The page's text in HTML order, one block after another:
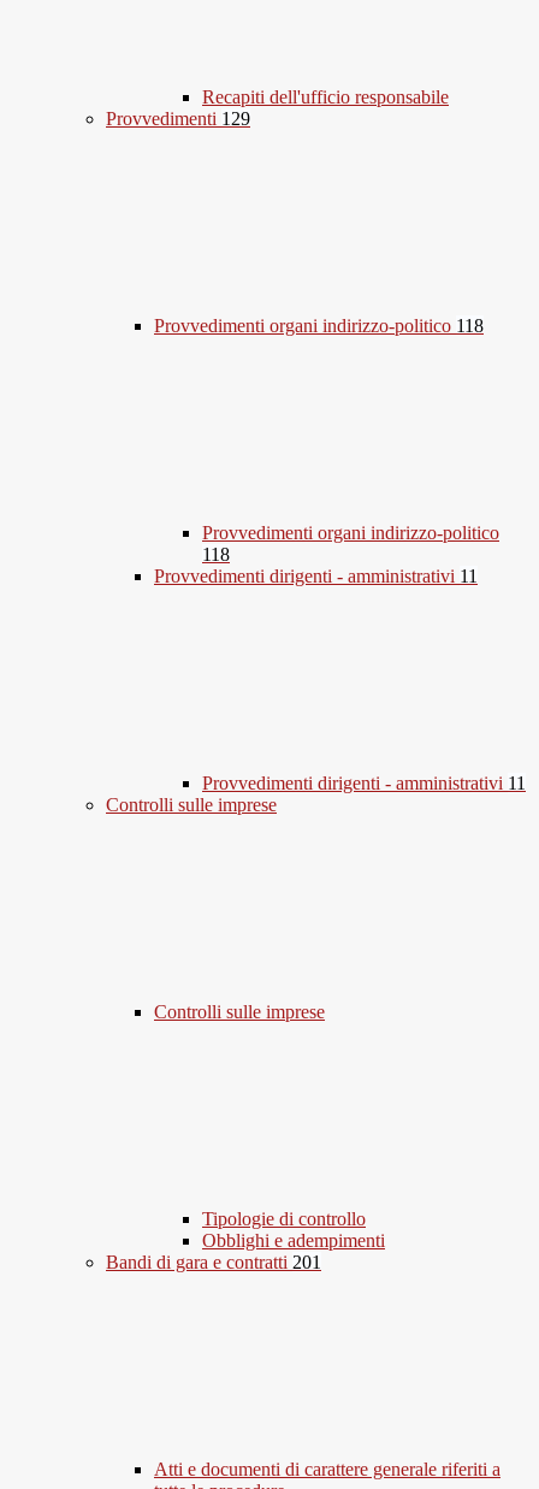
Recapiti dell'ufficio responsabile
Provvedimenti 129
Provvedimenti organi indirizzo-politico 118
Provvedimenti organi indirizzo-politico
118
Provvedimenti dirigenti - amministrativi 11
Provvedimenti dirigenti - amministrativi 11
Controlli sulle imprese
Controlli sulle imprese
Tipologie di controllo
Obblighi e adempimenti
Bandi di gara e contratti 201
Atti e documenti di carattere generale riferiti a